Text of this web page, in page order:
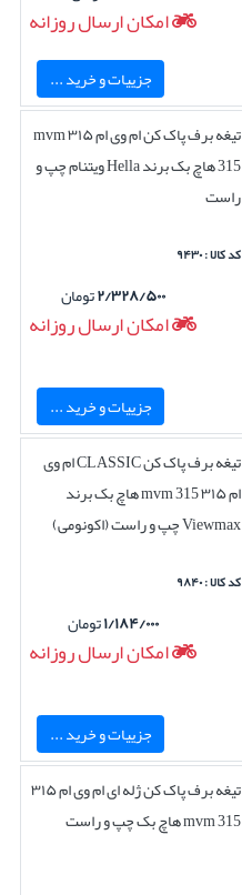
امکان ارسال روزانه
جزییات و خرید ...
تیغه برف پاک کن ام وی ام ۳۱۵ mvm
315 هاچ بک برند Hella ویتنام چپ و
راست
کد کالا : ۹۴۳۰
۲/۳۲۸/۵۰۰تومان
امکان ارسال روزانه
جزییات و خرید ...
تیغه برف پاک کن CLASSIC ام وی
ام ۳۱۵ mvm 315 هاچ بک برند
Viewmax چپ و راست (اکونومی)
کد کالا : ۹۸۴۰
۱/۱۸۴/۰۰۰تومان
امکان ارسال روزانه
جزییات و خرید ...
تیغه برف پاک کن ژله ای ام وی ام ۳۱۵
mvm 315 هاچ بک چپ و راست